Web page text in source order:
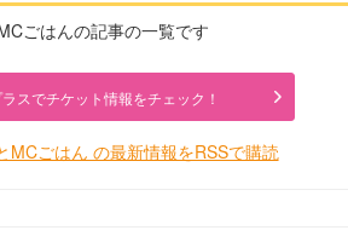
ごはんの記事の一覧です
スでチケット情報をチェック！
MCごはん の最新情報をRSSで購読